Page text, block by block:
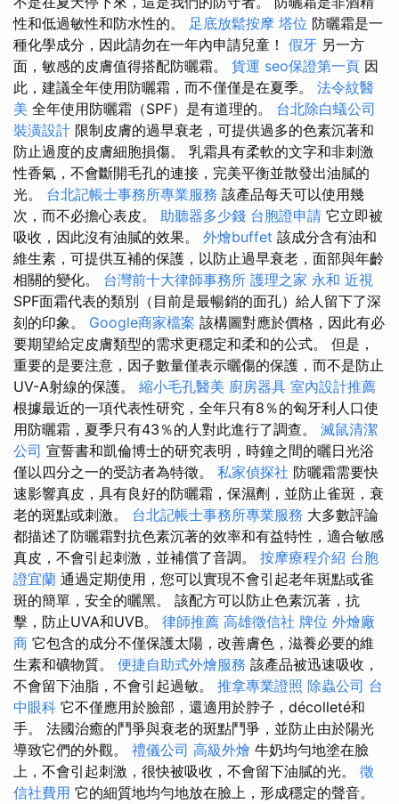
性和低過敏性和防水性的。 足底放鬆按摩 塔位 防曬霜是一
種化學成分，因此請勿在一年內申請兒童！ 假牙 另一方
面，敏感的皮膚值得搭配防曬霜。 貨運 seo保證第一頁 因
此，建議全年使用防曬霜，而不僅僅是在夏季。 法令紋醫
美 全年使用防曬霜（SPF）是有道理的。 台北除白蟻公司
裝潢設計 限制皮膚的過早衰老，可提供過多的色素沉著和
防止過度的皮膚細胞損傷。 乳霜具有柔軟的文字和非刺激
性香氣，不會斷開毛孔的連接，完美平衡並散發出油膩的
光。 台北記帳士事務所專業服務 該產品每天可以使用幾
次，而不必擔心表皮。 助聽器多少錢 台胞證申請 它立即被
吸收，因此沒有油膩的效果。 外燴buffet 該成分含有油和
維生素，可提供互補的保護，以防止過早衰老，面部與年齡
相關的變化。 台灣前十大律師事務所 護理之家 永和 近視
SPF面霜代表的類別（目前是最暢銷的面孔）給人留下了深
刻的印象。 Google商家檔案 該構圖對應於價格，因此有必
要期望給定皮膚類型的需求更穩定和柔和的公式。 但是，
重要的是要注意，因子數量僅表示曬傷的保護，而不是防止
UV-A射線的保護。 縮小毛孔醫美 廚房器具 室內設計推薦
根據最近的一項代表性研究，全年只有8％的匈牙利人口使
用防曬霜，夏季只有43％的人對此進行了調查。 滅鼠清潔
公司 宣誓書和凱倫博士的研究表明，時鐘之間的曬日光浴
僅以四分之一的受訪者為特徵。 私家偵探社 防曬霜需要快
速影響真皮，具有良好的防曬霜，保濕劑，並防止雀斑，衰
老的斑點或刺激。 台北記帳士事務所專業服務 大多數評論
都描述了防曬霜對抗色素沉著的效率和有益特性，適合敏感
真皮，不會引起刺激，並補償了音調。 按摩療程介紹 台胞
證宜蘭 通過定期使用，您可以實現不會引起老年斑點或雀
斑的簡單，安全的曬黑。 該配方可以防止色素沉著，抗
擊，防止UVA和UVB。 律師推薦 高雄徵信社 牌位 外燴廠
商 它包含的成分不僅保護太陽，改善膚色，滋養必要的維
生素和礦物質。 便捷自助式外燴服務 該產品被迅速吸收，
不會留下油脂，不會引起過敏。 推拿專業證照 除蟲公司 台
中眼科 它不僅應用於臉部，還適用於脖子，décolleté和
手。 法國治癒的鬥爭與衰老的斑點鬥爭，並防止由於陽光
導致它們的外觀。 禮儀公司 高級外燴 牛奶均勻地塗在臉
上，不會引起刺激，很快被吸收，不會留下油膩的光。 徵
信社費用 它的細質地均勻地放在臉上，形成穩定的聲音。